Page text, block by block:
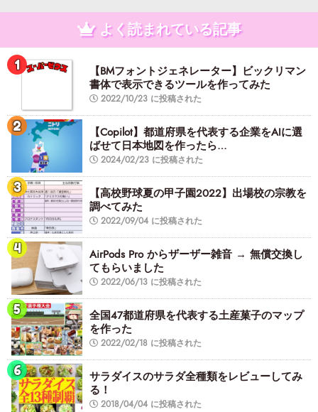
よく読まれている記事
【BMフォントジェネレーター】ビックリマン
書体で表示できるツールを作ってみた
2022/10/23 に投稿された
【Copilot】都道府県を代表する企業をAIに選
ばせて日本地図を作ったら…
2024/02/23 に投稿された
【高校野球夏の甲子園2022】出場校の宗教を
調べてみた
2022/09/04 に投稿された
AirPods Pro からザーザー雑音 → 無償交換し
てもらいました
2022/06/13 に投稿された
全国47都道府県を代表する土産菓子のマップ
を作った
2022/02/18 に投稿された
サラダイスのサラダ全種類をレビューしてみ
る！
2018/04/04 に投稿された